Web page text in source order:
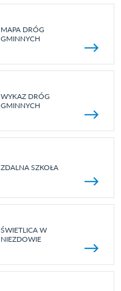
MAPA DRÓG
GMINNYCH
WYKAZ DRÓG
GMINNYCH
ZDALNA SZKOŁA
ŚWIETLICA W
NIEZDOWIE